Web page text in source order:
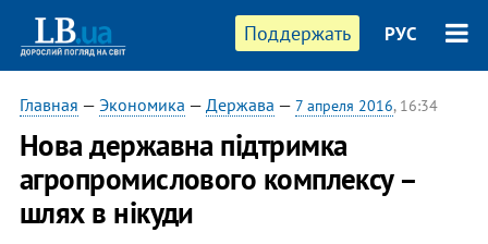
Поддержать РУС
Главная — Экономика — Держава — 7 апреля 2016, 16:34
Нова державна підтримка
агропромислового комплексу –
шлях в нікуди